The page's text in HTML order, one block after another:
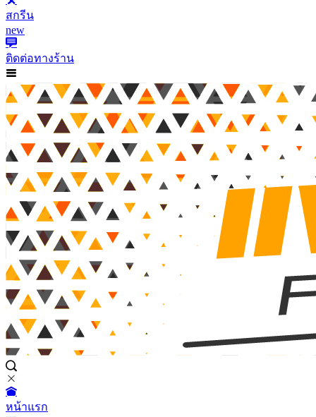
สกรีน
new
ติดต่อทางร้าน
หน้าแรก